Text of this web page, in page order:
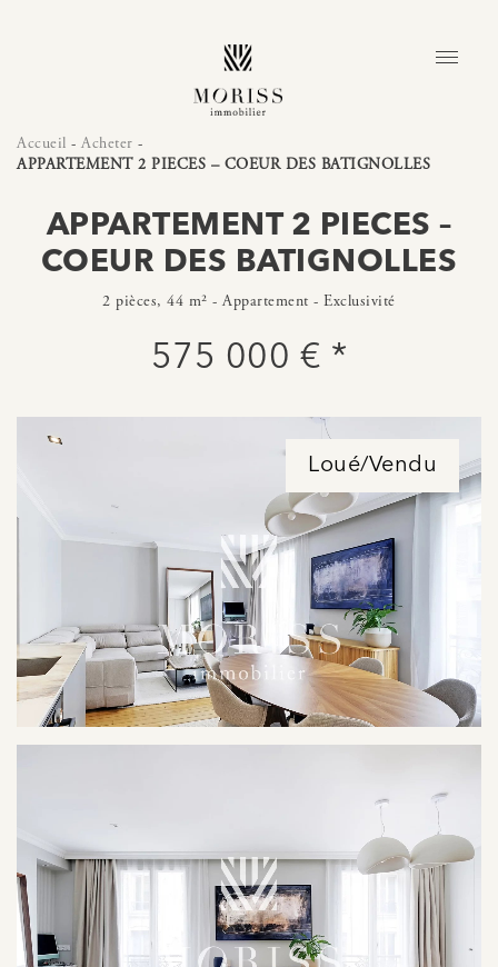
Accueil - Acheter -
APPARTEMENT 2 PIECES – COEUR DES BATIGNOLLES
APPARTEMENT 2 PIECES –
COEUR DES BATIGNOLLES
2 pièces, 44 m² - Appartement - Exclusivité
575 000 € *
Loué/Vendu